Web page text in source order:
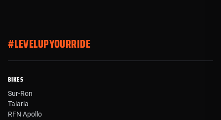
#LEVELUPYOURRIDE
BIKES
Sur-Ron
Talaria
RFN Apollo